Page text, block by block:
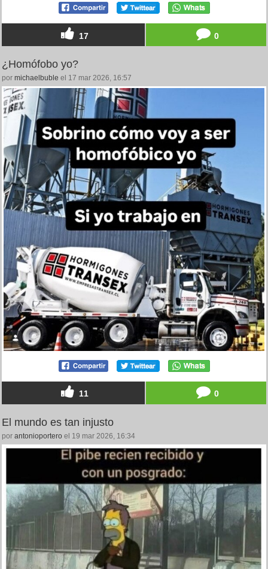
17 0
¿Homófobo yo?
por michaelbuble el 17 mar 2026, 16:57
11 0
El mundo es tan injusto
por antonioportero el 19 mar 2026, 16:34